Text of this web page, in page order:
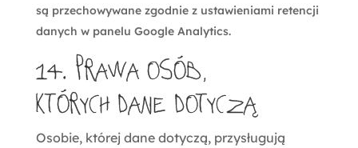
są przechowywane zgodnie z ustawieniami retencji
danych w panelu Google Analytics.
14. Prawa osób,
których dane dotyczą
Osobie, której dane dotyczą, przysługują